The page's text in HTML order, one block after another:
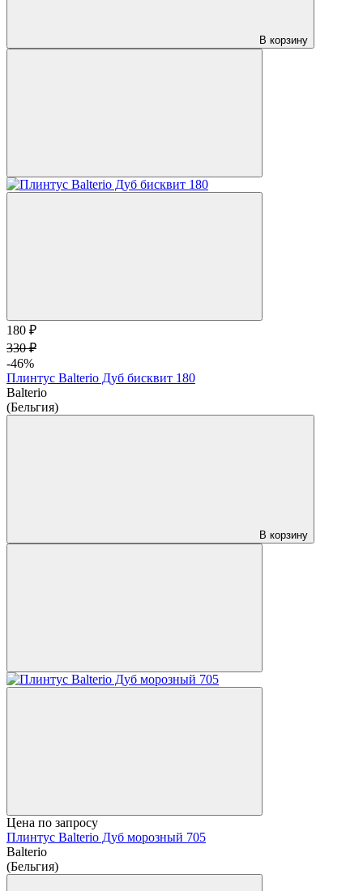
В корзину
180 ₽
330 ₽
-46%
Плинтус Balterio Дуб бисквит 180
Balterio
(Бельгия)
В корзину
Цена по запросу
Плинтус Balterio Дуб морозный 705
Balterio
(Бельгия)